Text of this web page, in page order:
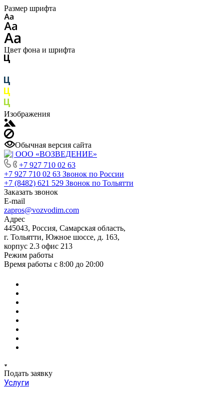
Размер шрифта
Цвет фона и шрифта
Изображения
Обычная версия сайта
+7 927 710 02 63
+7 927 710 02 63 Звонок по России
+7 (8482) 621 529 Звонок по Тольятти
Заказать звонок
E-mail
zapros@vozvodim.com
Адрес
445043, Россия, Самарская область,
г. Тольятти, Южное шоссе, д. 163,
корпус 2.3 офис 213
Режим работы
Время работы с 8:00 до 20:00
Подать заявку
Услуги